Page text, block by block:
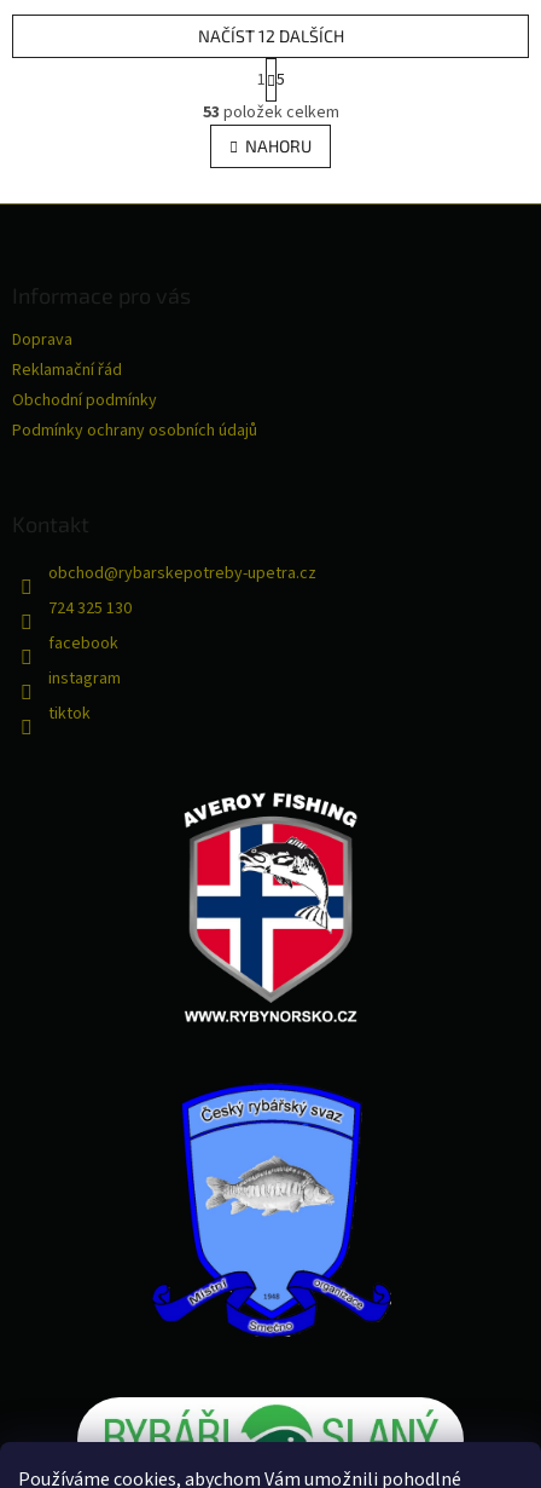
Používáme cookies, abychom Vám umožnili pohodlné
anti-reverse systém •
vyvážený rotor a hliníkovou...
O
v
l
á
NAČÍST 12 DALŠÍCH
t
r
á
n
k
v
1 5
53 položek celkem
NAHORU
Informace pro vás
Doprava
Reklamační řád
Obchodní podmínky
Podmínky ochrany osobních údajů
Kontakt
obchod@rybarskepotreby-upetra.cz
724 325 130
facebook
instagram
tiktok